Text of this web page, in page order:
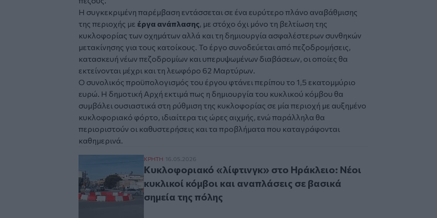
Η συγκεκριμένη παρέμβαση εντάσσεται σε ένα ευρύτερο πλάνο αναβάθμισης
της περιοχής με έργα ανάπλασης, με στόχο όχι μόνο τη βελτίωση της
κυκλοφορίας των οχημάτων αλλά και τη δημιουργία ασφαλέστερων συνθηκών
μετακίνησης για τους κατοίκους. Το έργο συνοδεύεται από πεζοδρομήσεις,
κατασκευή νέων πεζοδρομίων και υπερυψωμένων διαβάσεων, οι οποίες θα
εκτείνονται μέχρι και τη λεωφόρο 62 Μαρτύρων.
Ο συνολικός προϋπολογισμός του έργου φτάνει περίπου το 1,5 εκατομμύριο
ευρώ. Η δημοτική Αρχή εκτιμά πως η δημιουργία του κυκλικού κόμβου θα
συμβάλει ουσιαστικά στη ρύθμιση της κυκλοφορίας σε μία περιοχή με αυξημένο
κυκλοφοριακό φόρτο, ιδιαίτερα τις ώρες αιχμής, ενώ παράλληλα θα
περιοριστούν οι καθυστερήσεις και τα προβλήματα που καταγράφονται
καθημερινά.
Κυκλοφοριακό «λίφτινγκ» στο Ηράκλειο: Νέοι κυκλικοί κόμβοι και αναπλάσεις
ΚΡΗΤΗ 16.05.2026
Κυκλοφοριακό «λίφτινγκ» στο Ηράκλειο: Νέοι
κυκλικοί κόμβοι και αναπλάσεις σε βασικά
σημεία της πόλης